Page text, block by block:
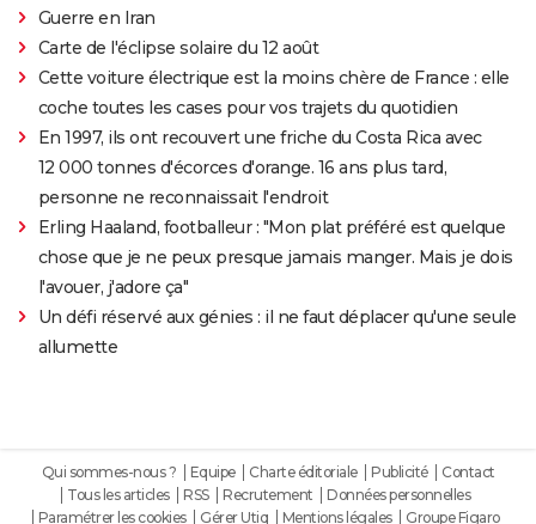
Guerre en Iran
Carte de l'éclipse solaire du 12 août
Cette voiture électrique est la moins chère de France : elle
coche toutes les cases pour vos trajets du quotidien
En 1997, ils ont recouvert une friche du Costa Rica avec
12 000 tonnes d'écorces d'orange. 16 ans plus tard,
personne ne reconnaissait l'endroit
Erling Haaland, footballeur : "Mon plat préféré est quelque
chose que je ne peux presque jamais manger. Mais je dois
l'avouer, j'adore ça"
Un défi réservé aux génies : il ne faut déplacer qu'une seule
allumette
Qui sommes-nous ? Equipe Charte éditoriale Publicité
Contact
Tous les articles
RSS Recrutement
Données personnelles
Paramétrer les cookies
Gérer Utiq Mentions légales Groupe Figaro